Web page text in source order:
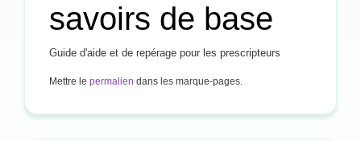
savoirs de base
Guide d'aide et de repérage pour les prescripteurs
Mettre le permalien dans les marque-pages.